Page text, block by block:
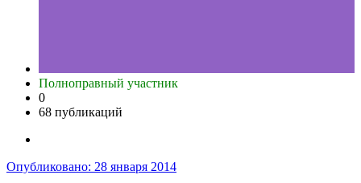
Полноправный участник
0
68 публикаций
Опубликовано: 28 января 2014